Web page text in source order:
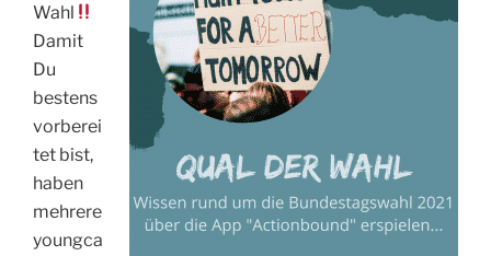
Wahl
Damit
Du
bestens
vorberei
tet bist,
haben
mehrere
youngca